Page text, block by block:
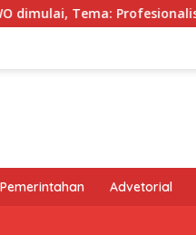
Wartawan
Pemerintahan Advetorial